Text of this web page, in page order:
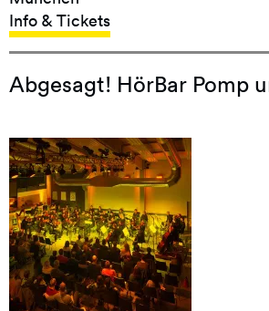
Info & Tickets
Abgesagt! HörBar Pomp